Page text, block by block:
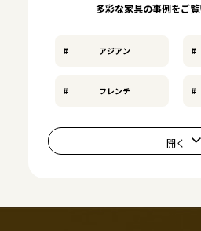
多彩な家具の事例をご
アジアン
フレンチ